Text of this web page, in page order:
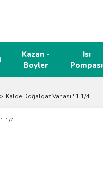
Kazan -
Boyler
Isı
Pompası
Kalde Doğalgaz Vanası ''1 1/4